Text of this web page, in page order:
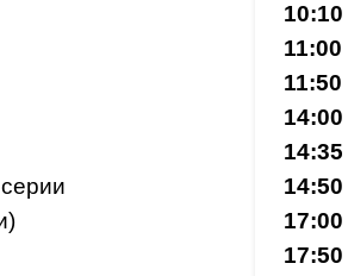
10:10
11:00
11:50
14:00
14:35
14:50
17:00
17:50